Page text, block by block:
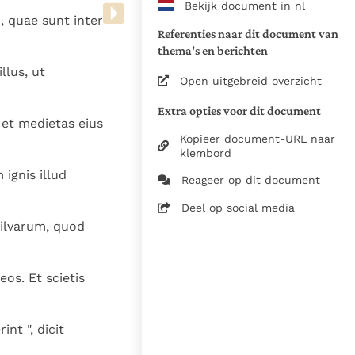
www.vatican.va/archive/bible/
vulgata_vetus-
www.vatican.va/archive/bible/
aansluiting gezocht bij de
om de teksten van de
naast elkaar te kunnen
Daar waar de versnummering
elkaar afwijken is dus die van
Bekijk document in nl
Referenties naar dit document van
thema's en berichten
Open uitgebreid overzicht
Extra opties voor dit document
Kopieer document-URL naar
klembord
Reageer op dit document
Deel op social media
quae sunt inter
ut
medietas eius
ignis illud
quod
Et scietis
", dicit